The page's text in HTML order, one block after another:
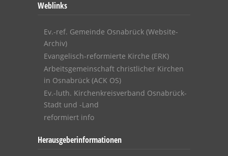
Weblinks
Ev.-ref. Gemeinde Osnabrück (Website-
Archiv)
Evangelisch-reformierte Kirche (ERK)
Arbeitsgemeinschaft christlicher Kirchen
in Osnabrück (ACK OS)
Ev.-luth. Kirchenkreisverband Osnabrück-
Stadt und -Land
reformiert info
Herausgeberinformationen